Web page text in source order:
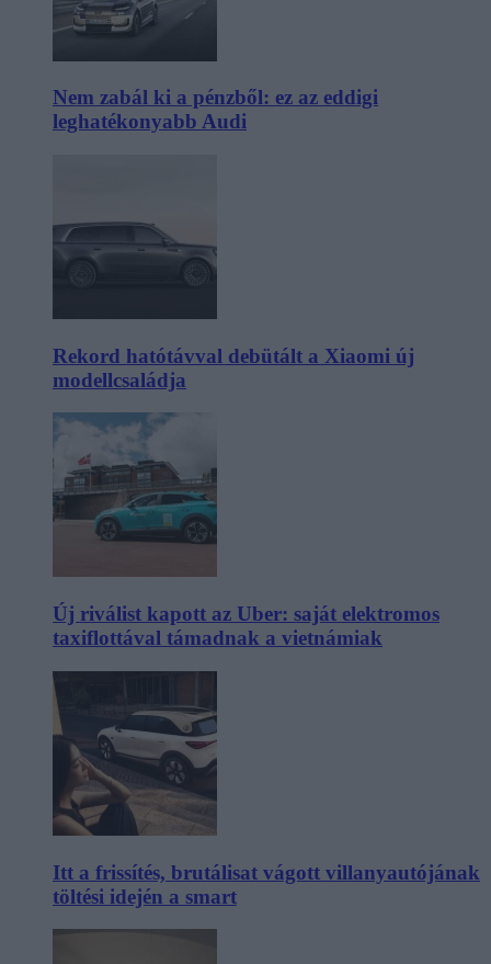
Nem zabál ki a pénzből: ez az eddigi
leghatékonyabb Audi
Rekord hatótávval debütált a Xiaomi új
modellcsaládja
Új riválist kapott az Uber: saját elektromos
taxiflottával támadnak a vietnámiak
Itt a frissítés, brutálisat vágott villanyautójának
töltési idején a smart